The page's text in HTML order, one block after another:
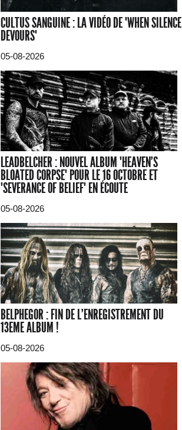
CULTUS SANGUINE : LA VIDÉO DE "WHEN SILENCE
DEVOURS"
05-08-2026
LEADBELCHER : NOUVEL ALBUM "HEAVEN'S
BLOATED CORPSE" POUR LE 16 OCTOBRE ET
"SEVERANCE OF BELIEF" EN ÉCOUTE
05-08-2026
BELPHEGOR : FIN DE L'ENREGISTREMENT DU
13EME ALBUM !
05-08-2026